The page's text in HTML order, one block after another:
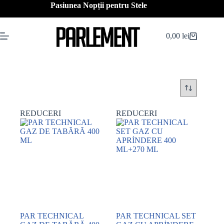
Pasiunea Nopții pentru Stele
Coș
0,00lei
REDUCERI
PAR TECHNICAL
REDUCERI
PAR TECHNICAL SET